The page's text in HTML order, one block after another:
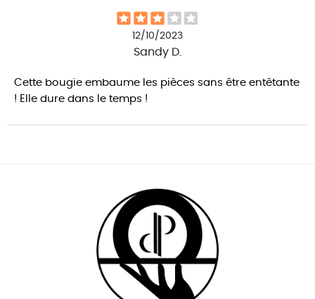
12/10/2023
Sandy D.
Cette bougie embaume les pièces sans être entêtante
! Elle dure dans le temps !